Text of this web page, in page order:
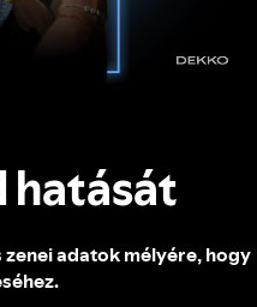
hatását
adatok mélyére, hogy